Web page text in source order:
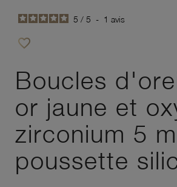
5 / 5 - 1 avis
favorite_border
Boucles
or jaune et
zirconium 5
poussette